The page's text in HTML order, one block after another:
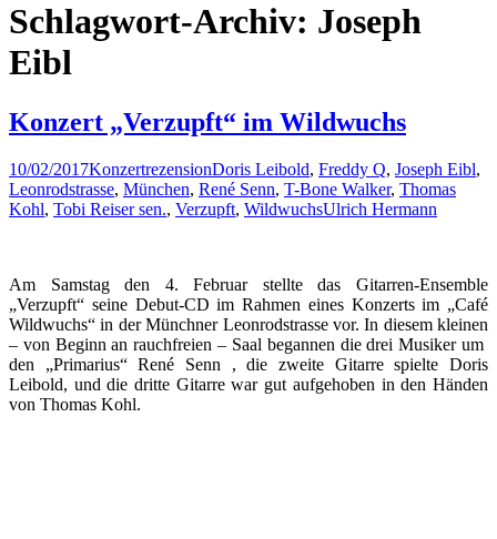
Schlagwort-Archiv: Joseph
Eibl
Konzert „Verzupft“ im Wildwuchs
10/02/2017KonzertrezensionDoris Leibold, Freddy Q, Joseph Eibl,
Leonrodstrasse, München, René Senn, T-Bone Walker, Thomas
Kohl, Tobi Reiser sen., Verzupft, WildwuchsUlrich Hermann
Am Samstag den 4. Februar stellte das Gitarren-Ensemble
„Verzupft“ seine Debut-CD im Rahmen eines Konzerts im „Café
Wildwuchs“ in der Münchner Leonrodstrasse vor. In diesem kleinen
– von Beginn an rauchfreien – Saal begannen die drei Musiker um
den „Primarius“ René Senn , die zweite Gitarre spielte Doris
Leibold, und die dritte Gitarre war gut aufgehoben in den Händen
von Thomas Kohl.